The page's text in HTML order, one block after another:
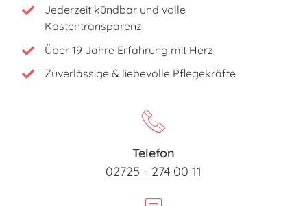
Jederzeit kündbar und volle
Kostentransparenz
Über 19 Jahre Erfahrung mit Herz
Zuverlässige & liebevolle Pflegekräfte
Telefon
02725 - 274 00 11